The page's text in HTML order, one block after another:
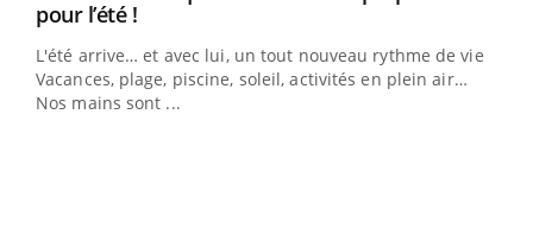
pour l’été !Youtube
L'été arrive… et avec lui, un tout nouveau rythme de vie !
Vacances, plage, piscine, soleil, activités en plein air…
Nos mains sont ...